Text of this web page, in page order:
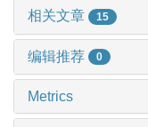
相关文章 15
编辑推荐 0
Metrics